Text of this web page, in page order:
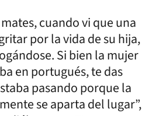
cuando vi que una
por la vida de su hija,
Si bien la mujer
en portugués, te das
pasando porque la
se aparta del lugar”,